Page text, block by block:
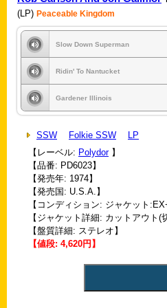
(LP) Peaceable Kingdom
Slow Down Superman
Ridin' To Nantucket
Gardener Illinois
SSW Folkie SSW
LP
【レーベル: Polydor】
【品番: PD6023】
【発売年: 1974】
【発売国: U.S.A.】
【コンディション: ジャケット
【ジャケット詳細: カットアウト
【盤質詳細: ステレオ】
【値段: 4,620円】